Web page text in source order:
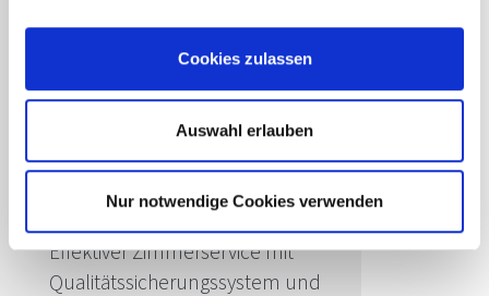
Cookies zulassen
Auswahl erlauben
Nur notwendige Cookies verwenden
Passende Seminare für Sie
Kernkompetenzen im
Housekeeping
Effizienter Reinigungsservice mit
zuvorkommender
Effektiver Zimmerservice mit
Qualitätssicherungssystem und